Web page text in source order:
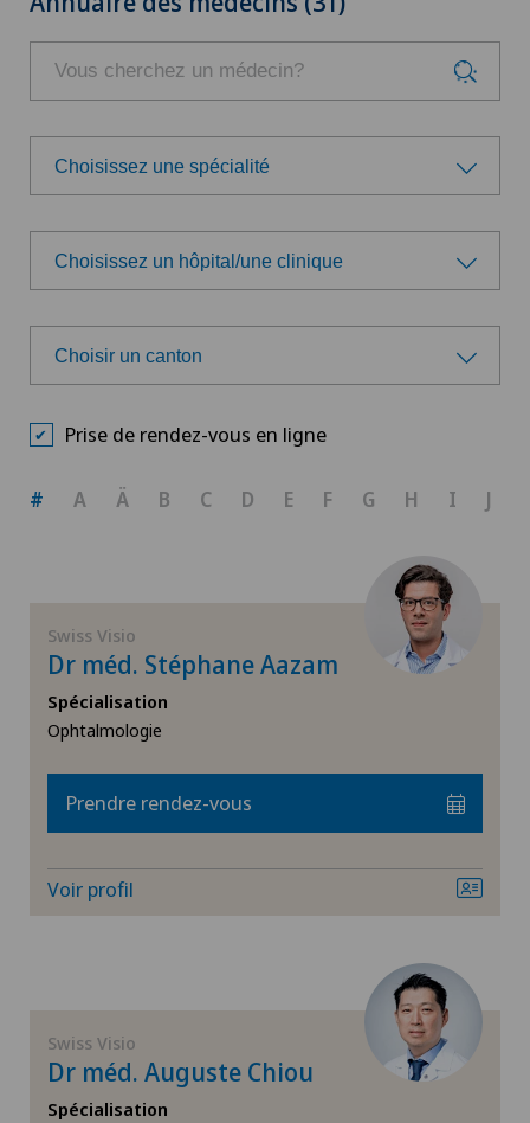
Choisissez une spécialité
Choisissez une spécialité
Chirurgie de la rétine
Greffe de cornée
Maladies rétiniennes et maculaires
Strabisme
Choisissez un hôpital/une clinique
Choisissez un hôpital/une clinique
Ars Medica Agno
Ars Medica Bellinzona
Ars Medica Manno
Ärztezentrum Ittigen
Ärztezentrum Oerlikon
Ärztezentrum Ostermundigen
Ärztezentrum Schönburg
Ärztezentrum Siloah Liebefeld
Bellinzona
Choisir un canton
GE
VS
JU
VD
Prise de rendez-vous en ligne
# A Ä B C D E F G H I J
Swiss Visio
Dr méd. Stéphane Aazam
Spécialisation
Ophtalmologie
Prendre rendez-vous
Voir profil
Swiss Visio
Dr méd. Auguste Chiou
Spécialisation